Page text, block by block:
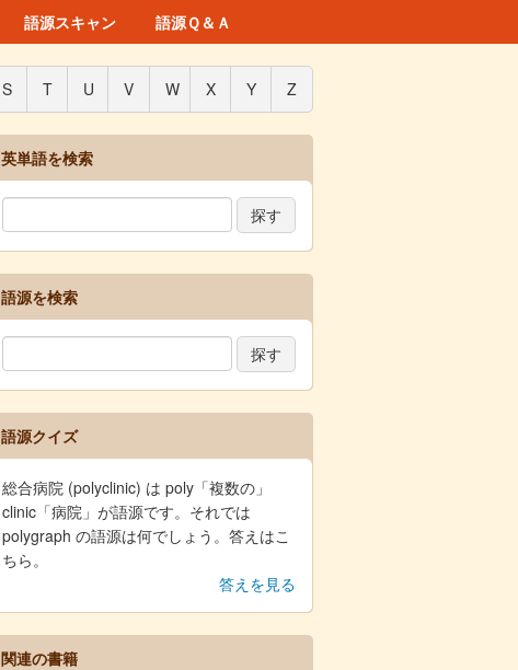
語源スキャン 語源Ｑ＆Ａ
S T U V W X Y Z
英単語を検索
語源を検索
語源クイズ
総合病院 (polyclinic) は poly「複数の」
clinic「病院」が語源です。それでは
polygraph の語源は何でしょう。答えはこ
ちら。
答えを見る
関連の書籍